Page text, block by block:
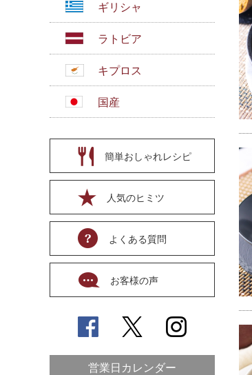
ギリシャ
ラトビア
キプロス
国産
簡単おしゃれレシピ
人気のヒミツ
よくある質問
お客様の声
営業日カレンダー